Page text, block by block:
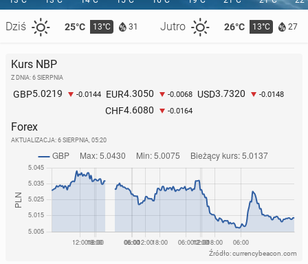
Dziś 25°C 13°C 31 Jutro 26°C 13°C 27
Kurs NBP
Z DNIA: 6 SIERPNIA
GBP5.0219 -0.0144 EUR4.3050 -0.0068 USD3.7320 -0.0148
CHF4.6080 -0.0164
Forex
AKTUALIZACJA: 6 SIERPNIA, 05:20
Źródło: currencybeacon.com